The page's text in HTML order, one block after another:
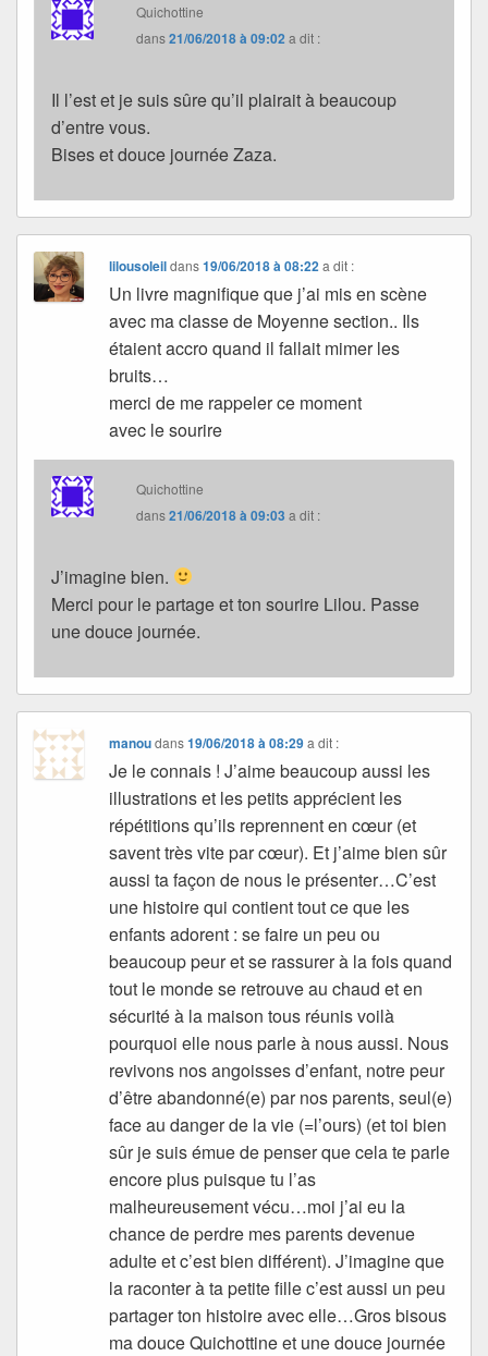
Quichottine
dans21/06/2018 à 09:02 a dit :
Il l’est et je suis sûre qu’il plairait à beaucoup
d’entre vous.
Bises et douce journée Zaza.
lilousoleildans19/06/2018 à 08:22 a dit :
Un livre magnifique que j’ai mis en scène
avec ma classe de Moyenne section.. Ils
étaient accro quand il fallait mimer les
bruits…
merci de me rappeler ce moment
avec le sourire
Quichottine
dans21/06/2018 à 09:03 a dit :
J’imagine bien.
Merci pour le partage et ton sourire Lilou. Passe
une douce journée.
manoudans19/06/2018 à 08:29 a dit :
Je le connais ! J’aime beaucoup aussi les
illustrations et les petits apprécient les
répétitions qu’ils reprennent en cœur (et
savent très vite par cœur). Et j’aime bien sûr
aussi ta façon de nous le présenter…C’est
une histoire qui contient tout ce que les
enfants adorent : se faire un peu ou
beaucoup peur et se rassurer à la fois quand
tout le monde se retrouve au chaud et en
sécurité à la maison tous réunis voilà
pourquoi elle nous parle à nous aussi. Nous
revivons nos angoisses d’enfant, notre peur
d’être abandonné(e) par nos parents, seul(e)
face au danger de la vie (=l’ours) (et toi bien
sûr je suis émue de penser que cela te parle
encore plus puisque tu l’as
malheureusement vécu…moi j’ai eu la
chance de perdre mes parents devenue
adulte et c’est bien différent). J’imagine que
la raconter à ta petite fille c’est aussi un peu
partager ton histoire avec elle…Gros bisous
ma douce Quichottine et une douce journée